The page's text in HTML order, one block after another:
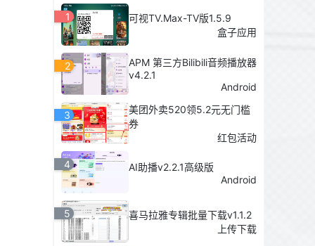
1
可视TV.Max-TV版1.5.9
盒子应用
2
APM 第三方Bilibili音频播放器
v4.2.1
Android
3
美团外卖520领5.2元无门槛
券
红包活动
4
AI助播v2.2.1高级版
Android
5
喜马拉雅专辑批量下载v1.1.2
上传下载